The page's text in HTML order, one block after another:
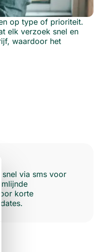
op type of prioriteit.
elk verzoek snel en
waardoor het
snel via sms voor
korte